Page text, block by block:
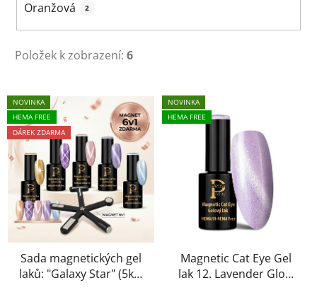
Oranžová 2
Položek k zobrazení: 6
V
ý
p
i
s
o
d
NOVINKA
HEMA FREE
DÁREK ZDARMA
Sada magnetických gel
laků: "Galaxy Star" (5ks)
NOVINKA
HEMA FREE
Magnetic Cat Eye Gel
lak 12. Lavender Glow